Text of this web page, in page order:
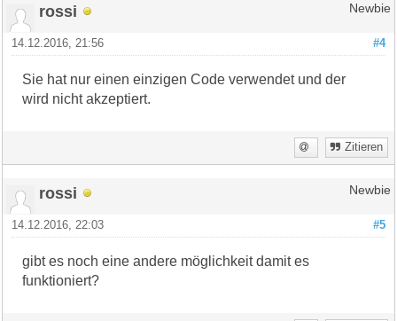
rossi Newbie
#4
14.12.2016, 21:56
Sie hat nur einen einzigen Code verwendet und der
wird nicht akzeptiert.
Zitieren
rossi Newbie
#5
14.12.2016, 22:03
gibt es noch eine andere möglichkeit damit es
funktioniert?